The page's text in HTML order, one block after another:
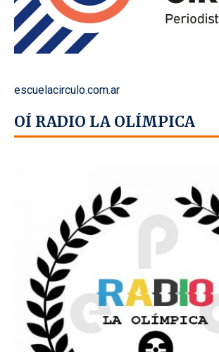
escuelacirculo.com.ar
OÍ RADIO LA OLÍMPICA